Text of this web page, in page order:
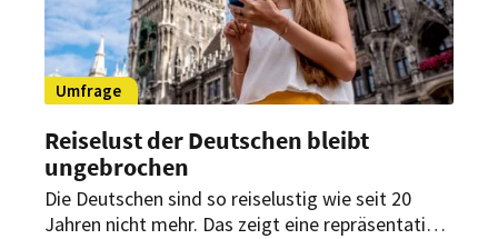
Umfrage
Reiselust der Deutschen bleibt
ungebrochen
Die Deutschen sind so reiselustig wie seit 20
Jahren nicht mehr. Das zeigt eine repräsentative